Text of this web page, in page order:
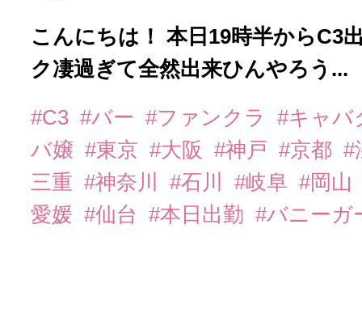
こんにちは！ 本日19時半からC3
ク凄過ぎて全然出来ひんやろう...
#C3 #バー #ファンクラ
#キャ
バ嬢 #東京 #大阪 #神戸 #京都 #
三重 #神奈川 #石川 #岐阜 #岡山
愛媛 #仙台 #本日出勤 #バニーガ